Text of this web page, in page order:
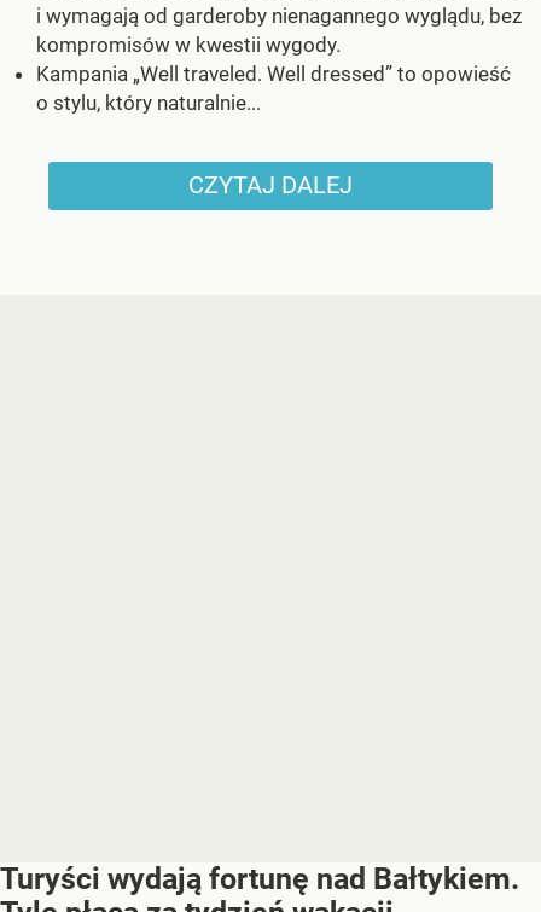
i wymagają od garderoby nienagannego wyglądu, bez
kompromisów w kwestii wygody.
Kampania „Well traveled. Well dressed” to opowieść
o stylu, który naturalnie...
CZYTAJ DALEJ
Turyści wydają fortunę nad Bałtykiem.